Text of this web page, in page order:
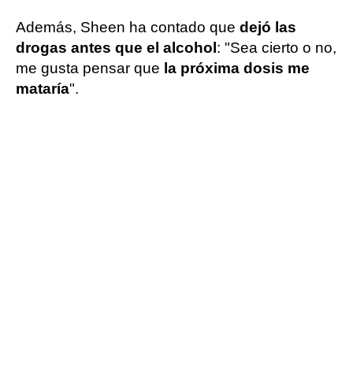
Además, Sheen ha contado que dejó las
drogas antes que el alcohol : "Sea cierto o no,
me gusta pensar que la próxima dosis me
mataría".